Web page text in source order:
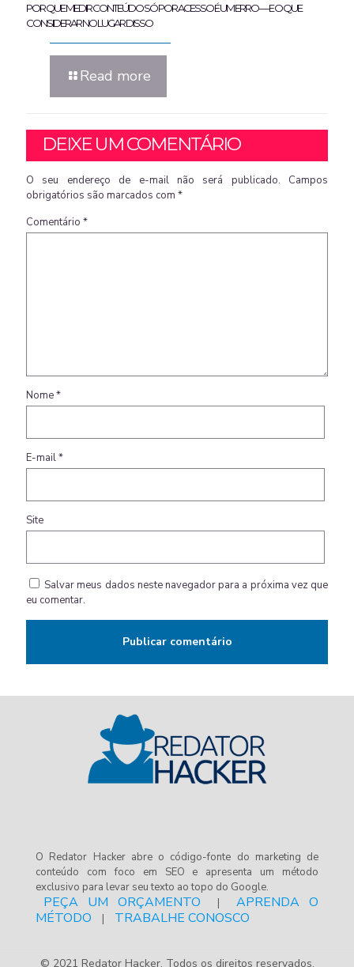
POR QUE MEDIR CONTEÚDO SÓ POR ACESSO É UM ERRO — E O QUE
CONSIDERAR NO LUGAR DISSO
Read more
DEIXE UM COMENTÁRIO
O seu endereço de e-mail não será publicado.
Campos
obrigatórios são marcados com *
Comentário *
Nome*
E-mail*
Site
Salvar meus dados neste navegador para a próxima vez que
eu comentar.
O Redator Hacker abre o código-fonte do marketing de
conteúdo com foco em SEO e apresenta um método
exclusivo para levar seu texto ao topo do Google.
PEÇA UM ORÇAMENTO |
APRENDA O
MÉTODO
| TRABALHE CONOSCO
© 2021 Redator Hacker. Todos os direitos reservados.